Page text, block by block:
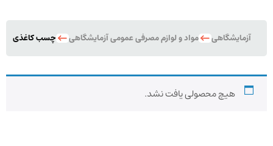
آزمایشگاهی مواد و لوازم مصرفی عمومی آزمایشگاهی چسب کاغذی
هیچ محصولی یافت نشد.